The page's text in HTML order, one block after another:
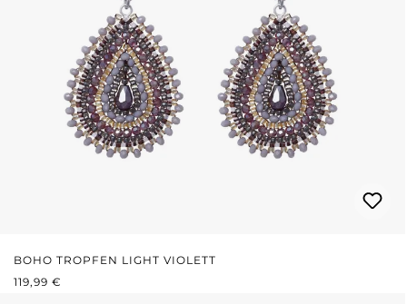
BOHO TROPFEN LIGHT VIOLETT
REGULÄRER PREIS:
119,99 €